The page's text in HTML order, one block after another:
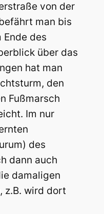
von der
man bis
Ende des
über das
hat man
den
Fußmarsch
Im nur
des
dann auch
damaligen
z.B. wird dort